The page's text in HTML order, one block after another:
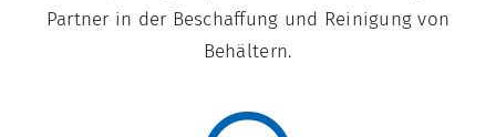
Partner in der Beschaffung und Reinigung von
Behältern.